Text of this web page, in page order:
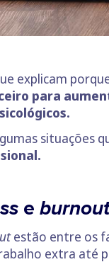
explicam
para
situações
e burnout
estão entre os
extra até